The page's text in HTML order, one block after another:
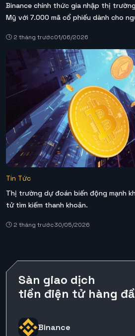
Binance chính thức gia nhập thị
Mỹ với 7.000 mã cổ phiếu dành cho
2 tháng trước01/06/2026
Tin Tức
Thị trường dự đoán biến động mạnh
tử tìm kiếm thanh khoản.
2 tháng trước30/05/2026
Sàn giao dịch
tiền điện tử hàng
Binance